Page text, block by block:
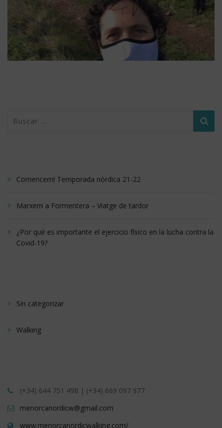
Comencem! Temporada nòrdica 21-22
Marxem a Formentera – Viatge de tardor
¿Por qué es importante el ejercicio físico en la lucha contra la
Covid-19?
Sin categorizar
Walking
(+34) 644 751 498 | (+34) 669 097 977
menorcanordicw@gmail.com
www.menorcanordicwalking.com/